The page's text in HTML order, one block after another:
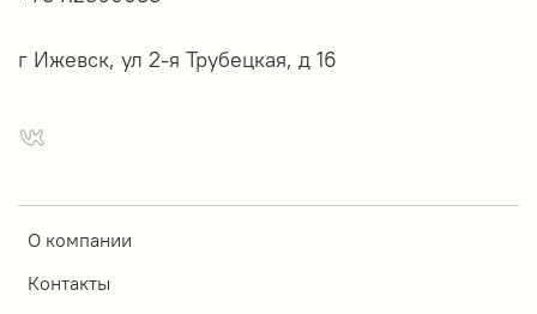
О компании
Контакты
г Ижевск, ул 2-я Трубецкая, д 16